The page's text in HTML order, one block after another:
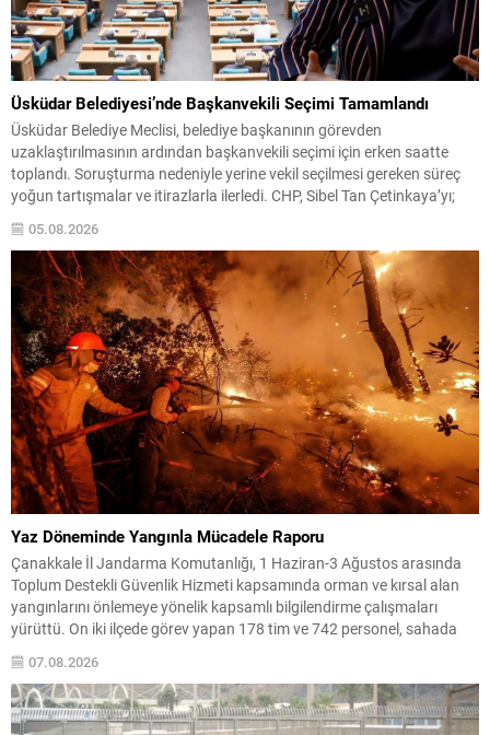
Üsküdar Belediyesi’nde Başkanvekili Seçimi Tamamlandı
Üsküdar Belediye Meclisi, belediye başkanının görevden
uzaklaştırılmasının ardından başkanvekili seçimi için erken saatte
toplandı. Soruşturma nedeniyle yerine vekil seçilmesi gereken süreç
yoğun tartışmalar ve itirazlarla ilerledi. CHP, Sibel Tan Çetinkaya’yı;
Cumhur İttifakı ise Dündar Ziya Gültekin’i aday gösterdi. Seçimin ilk iki
turunda sonuçlar değişmeyince üçüncü tura ve ardından salt
çoğunluk...
05.08.2026
Yaz Döneminde Yangınla Mücadele Raporu
Çanakkale İl Jandarma Komutanlığı, 1 Haziran-3 Ağustos arasında
Toplum Destekli Güvenlik Hizmeti kapsamında orman ve kırsal alan
yangınlarını önlemeye yönelik kapsamlı bilgilendirme çalışmaları
yürüttü. On iki ilçede görev yapan 178 tim ve 742 personel, sahada
aktif olarak halkı bilinçlendirdi ve denetim faaliyetleri gerçekleştirdi.
Faaliyetler esnasında bin 315 biçerdöver ve balya...
07.08.2026